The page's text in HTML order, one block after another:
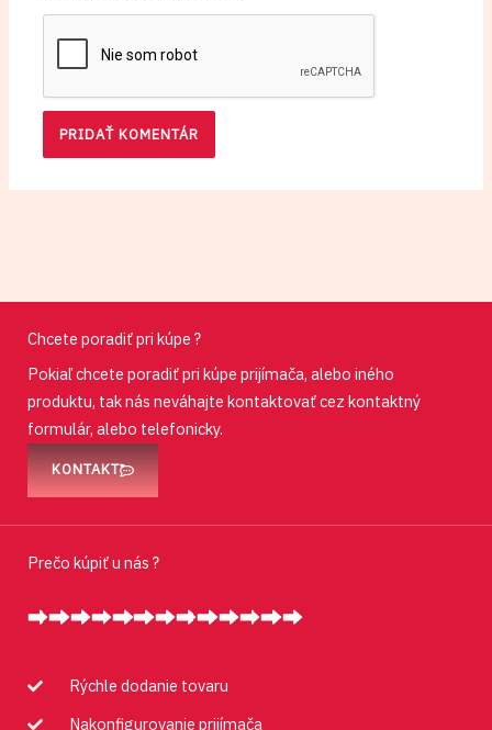
Chcete poradiť pri kúpe ?
Pokiaľ chcete poradiť pri kúpe prijímača, alebo iného
produktu, tak nás neváhajte kontaktovať cez kontaktný
formulár, alebo telefonicky.
KONTAKT
Prečo kúpiť u nás ?
Rýchle dodanie tovaru
Nakonfigurovanie prijímača